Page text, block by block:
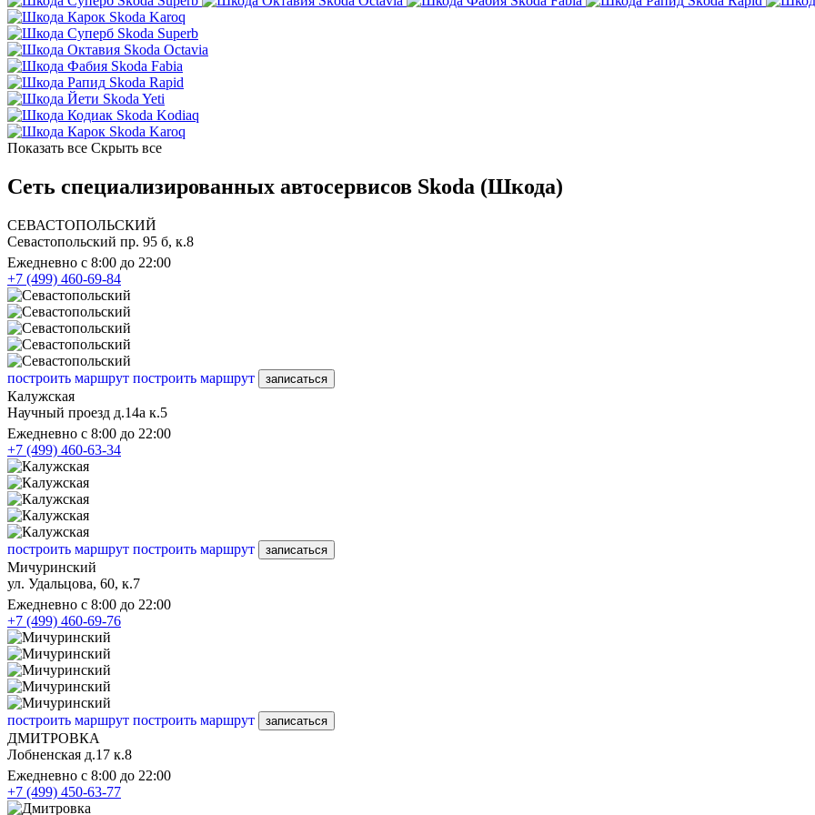
Skoda Karoq
Skoda Superb
Skoda Octavia
Skoda Fabia
Skoda Rapid
Skoda Yeti
Skoda Kodiaq
Skoda Karoq
Показать все Скрыть все
Сеть специализированных автосервисов Skoda (Шкода)
СЕВАСТОПОЛЬСКИЙ
Севастопольский пр. 95 б, к.8
Ежедневно с 8:00 до 22:00
+7 (499) 460-69-84
построить маршрут построить маршрут записаться
Калужская
Научный проезд д.14а к.5
Ежедневно с 8:00 до 22:00
+7 (499) 460-63-34
построить маршрут построить маршрут записаться
Мичуринский
ул. Удальцова, 60, к.7
Ежедневно с 8:00 до 22:00
+7 (499) 460-69-76
построить маршрут построить маршрут записаться
ДМИТРОВКА
Лобненская д.17 к.8
Ежедневно с 8:00 до 22:00
+7 (499) 450-63-77